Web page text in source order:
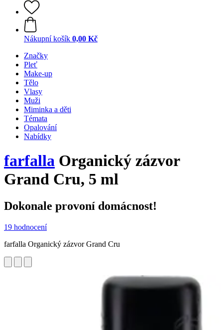
Nákupní košík 0,00 Kč
Značky
Pleť
Make-up
Tělo
Vlasy
Muži
Miminka a děti
Témata
Opalování
Nabídky
farfalla Organický zázvor
Grand Cru, 5 ml
Dokonale provoní domácnost!
19 hodnocení
farfalla Organický zázvor Grand Cru